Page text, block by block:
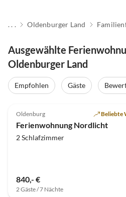
. . . Oldenburger Land
Ausgewählte
Oldenburger Land
Empfohlen Gäste
Oldenburg Beliebte
Ferienwohnung Nordlicht
2 Schlafzimmer
840,- €
2 Gäste / 7 Nächte